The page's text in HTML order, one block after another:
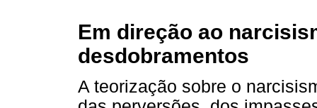
Em direção ao
desdobramentos
A teorização sobre o